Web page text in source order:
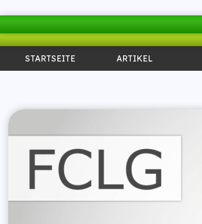
STARTSEITE ARTIKEL